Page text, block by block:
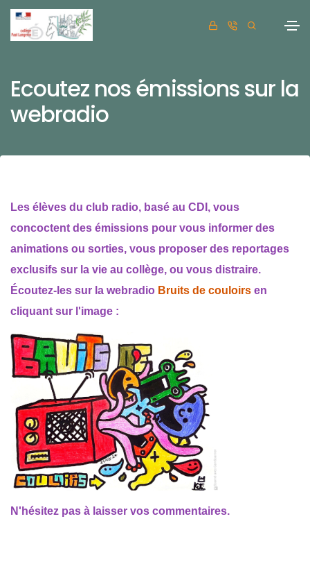
Ecoutez nos émissions sur la
webradio
Les élèves du club radio, basé au CDI, vous
concoctent des émissions pour vous informer des
animations ou sorties, vous proposer des reportages
exclusifs sur la vie au collège, ou vous distraire.
Écoutez-les sur la webradio Bruits de couloirs en
cliquant sur l'image :
N'hésitez pas à laisser vos commentaires.